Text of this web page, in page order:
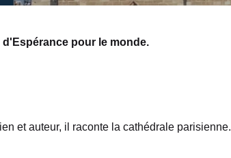
pour le monde.
et auteur, il raconte la cathédrale parisienne.